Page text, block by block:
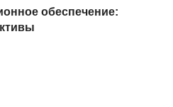
обеспечение: